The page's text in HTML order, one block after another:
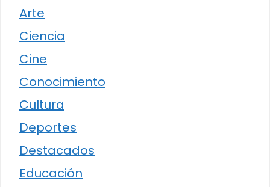
Arte
Ciencia
Cine
Conocimiento
Cultura
Deportes
Destacados
Educación